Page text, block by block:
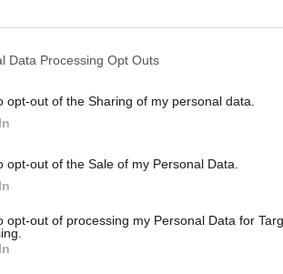
Data Processing Opt Outs
opt-out of the Sharing of my personal data.
opt-out of the Sale of my Personal Data.
opt-out of processing my Personal Data for
spedita la corsa forsennata
. Gli ultimi due grandi paesi europei,
la Palestina come uno Stato
per aumentare la
Netanyahu. L’obiettivo
presentare il proprio
a livello internazionale il
possibile un accordo che possa
Stati”.